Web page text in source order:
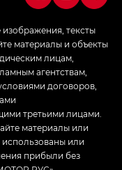
тексты
материалы и объекты
лицам,
агентствам,
договоров,
третьими лицами.
материалы или
использованы или
прибыли без